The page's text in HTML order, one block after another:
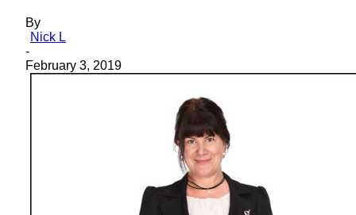
By
Nick L
-
February 3, 2019